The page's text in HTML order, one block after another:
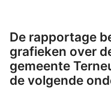
De rapportage
grafieken over
gemeente
de volgende